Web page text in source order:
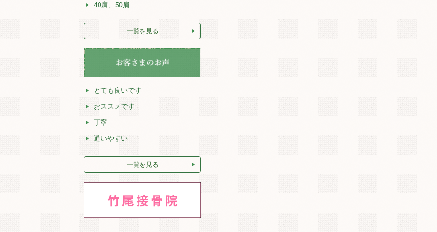
40肩、50肩
一覧を見る
とても良いです
おススメです
丁寧
通いやすい
一覧を見る